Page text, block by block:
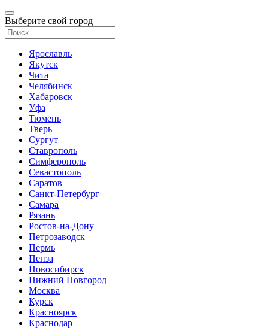
Выберите свой город
Ярославль
Якутск
Чита
Челябинск
Хабаровск
Уфа
Тюмень
Тверь
Сургут
Ставрополь
Симферополь
Севастополь
Саратов
Санкт-Петербург
Самара
Рязань
Ростов-на-Дону
Петрозаводск
Пермь
Пенза
Новосибирск
Нижний Новгород
Москва
Курск
Красноярск
Краснодар